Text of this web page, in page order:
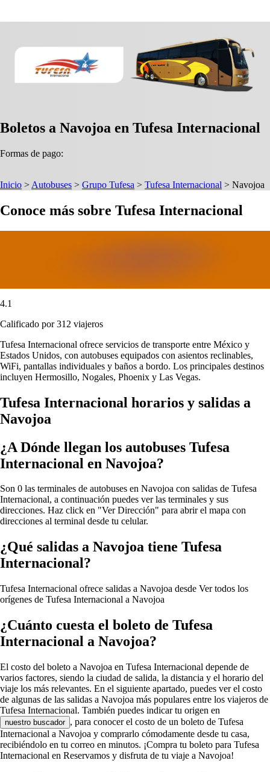
Boletos a Navojoa en Tufesa Internacional
Formas de pago:
Inicio > Autobuses > Grupo Tufesa > Tufesa Internacional > Navojoa
Conoce más sobre Tufesa Internacional
4.1
Calificado por 312 viajeros
Tufesa Internacional ofrece servicios de transporte entre México y
Estados Unidos, con autobuses equipados con asientos reclinables,
WiFi, pantallas individuales y baños a bordo. Los principales destinos
incluyen Hermosillo, Nogales, Phoenix y Las Vegas.
Tufesa Internacional horarios y salidas a
Navojoa
¿A Dónde llegan los autobuses Tufesa
Internacional en Navojoa?
Son 0 las terminales de autobuses en Navojoa con salidas de Tufesa
Internacional, a continuación puedes ver las terminales y sus
direcciones. Haz click en "Ver Dirección" para abrir el mapa con
direcciones al terminal desde tu celular.
¿Qué salidas a Navojoa tiene Tufesa
Internacional?
Tufesa Internacional ofrece salidas a Navojoa desde Ver todos los
orígenes de Tufesa Internacional a Navojoa
¿Cuánto cuesta el boleto de Tufesa
Internacional a Navojoa?
El costo del boleto a Navojoa en Tufesa Internacional depende de
varios factores, siendo la ciudad de salida, la distancia y el horario del
viaje los más relevantes. En el siguiente apartado, puedes ver el costo
de algunas de las salidas a Navojoa más populares entre los viajeros de
Tufesa Internacional. También puedes indicar tu origen en
nuestro buscador , para conocer el costo de un boleto de Tufesa
Internacional a Navojoa y comprarlo cómodamente desde tu casa,
recibiéndolo en tu correo en minutos. ¡Compra tu boleto para Tufesa
Internacional en Reservamos y disfruta de tu viaje a Navojoa!